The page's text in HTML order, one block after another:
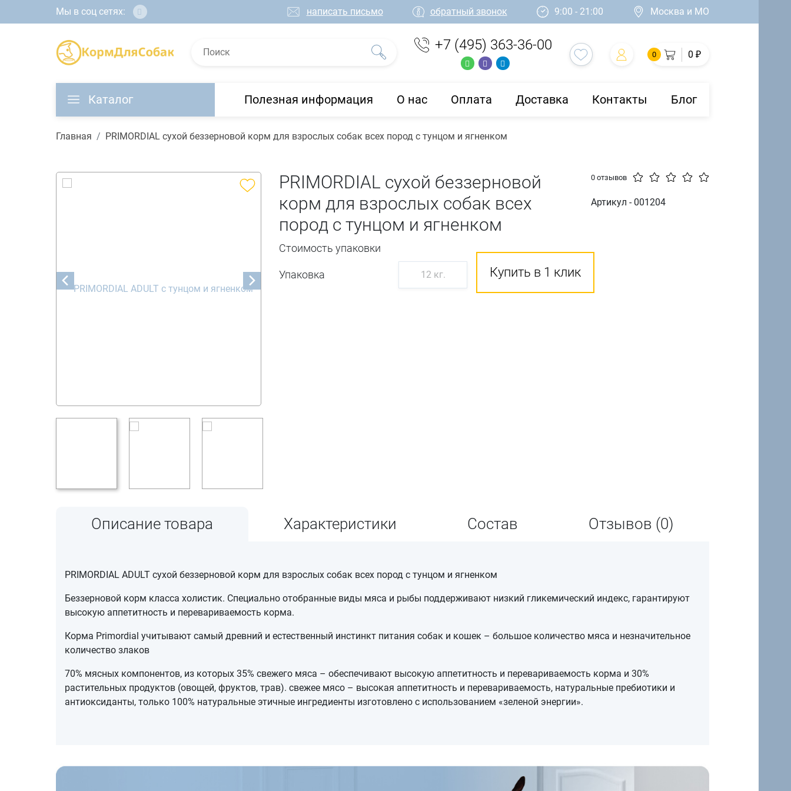
Мы в соц сетях: написать письмо обратный звонок 9:00 - 21:00 Москва и МО
+7 (495) 363-36-00
0 0 ₽
Каталог Полезная информация О нас Оплата Доставка Контакты Блог
Главная PRIMORDIAL сухой беззерновой корм для взрослых собак всех пород с тунцом и ягненком
PRIMORDIAL сухой беззерновой
корм для взрослых собак всех
пород с тунцом и ягненком
0 отзывов
Артикул - 001204
Стоимость упаковки
Упаковка 12 кг. Купить в 1 клик
Описание товара Характеристики Состав Отзывов (0)
PRIMORDIAL ADULT сухой беззерновой корм для взрослых собак всех пород с тунцом и ягненком
Беззерновой корм класса холистик. Специально отобранные виды мяса и рыбы поддерживают низкий гликемический индекс, гарантируют
высокую аппетитность и перевариваемость корма.
Корма Primordial учитывают самый древний и естественный инстинкт питания собак и кошек – большое количество мяса и незначительное
количество злаков
70% мясных компонентов, из которых 35% свежего мяса – обеспечивают высокую аппетитность и перевариваемость корма и 30%
растительных продуктов (овощей, фруктов, трав). свежее мясо – высокая аппетитность и перевариваемость, натуральные пребиотики и
антиоксиданты, только 100% натуральные этичные ингредиенты изготовлено с использованием «зеленой энергии».